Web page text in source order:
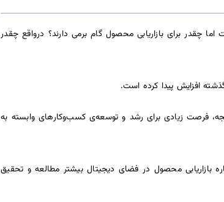
برای بازاریابی محصول گام برمی دارند؟ درواقع چقدر
افزایش پیدا کرده است.
دلار در سراسر جهان برسد؛ درنتیجه، فرصت زیادی برای رشد و توسعه‌ی کسب‌وکارهای وابسته به
بازاریابی محصول در فضای دیجیتال بیشتر مطالعه و تحقیق